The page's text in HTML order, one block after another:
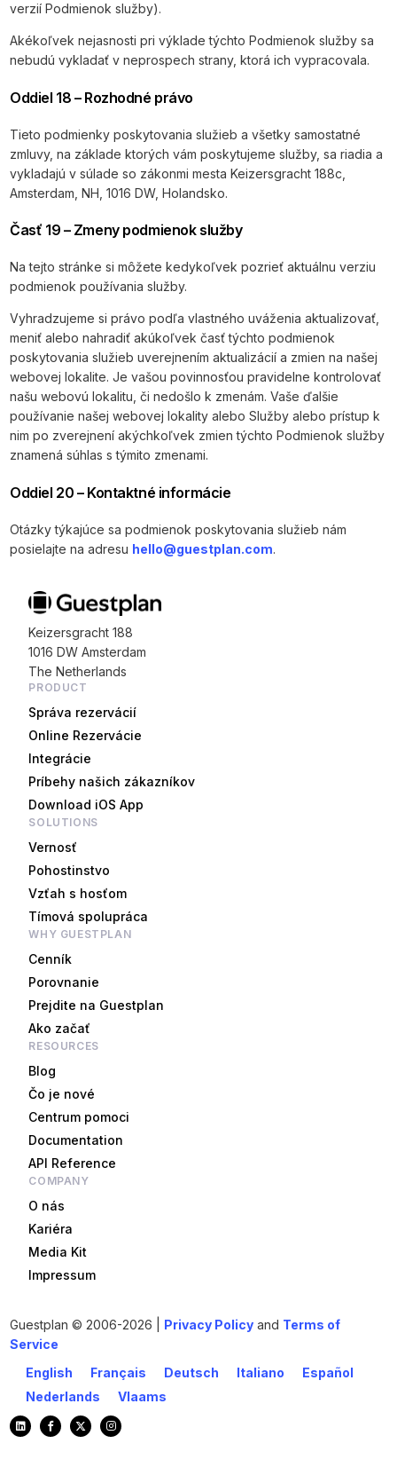
verzií Podmienok služby).
Akékoľvek nejasnosti pri výklade týchto Podmienok služby sa
nebudú vykladať v neprospech strany, ktorá ich vypracovala.
Oddiel 18 – Rozhodné právo
Tieto podmienky poskytovania služieb a všetky samostatné
zmluvy, na základe ktorých vám poskytujeme služby, sa riadia a
vykladajú v súlade so zákonmi mesta Keizersgracht 188c,
Amsterdam, NH, 1016 DW, Holandsko.
Časť 19 – Zmeny podmienok služby
Na tejto stránke si môžete kedykoľvek pozrieť aktuálnu verziu
podmienok používania služby.
Vyhradzujeme si právo podľa vlastného uváženia aktualizovať,
meniť alebo nahradiť akúkoľvek časť týchto podmienok
poskytovania služieb uverejnením aktualizácií a zmien na našej
webovej lokalite. Je vašou povinnosťou pravidelne kontrolovať
našu webovú lokalitu, či nedošlo k zmenám. Vaše ďalšie
používanie našej webovej lokality alebo Služby alebo prístup k
nim po zverejnení akýchkoľvek zmien týchto Podmienok služby
znamená súhlas s týmito zmenami.
Oddiel 20 – Kontaktné informácie
Otázky týkajúce sa podmienok poskytovania služieb nám
posielajte na adresu hello@guestplan.com.
Keizersgracht 188
1016 DW Amsterdam
The Netherlands
PRODUCT
Správa rezervácií
Online Rezervácie
Integrácie
Príbehy našich zákazníkov
Download iOS App
SOLUTIONS
Vernosť
Pohostinstvo
Vzťah s hosťom
Tímová spolupráca
WHY GUESTPLAN
Cenník
Porovnanie
Prejdite na Guestplan
Ako začať
RESOURCES
Blog
Čo je nové
Centrum pomoci
Documentation
API Reference
COMPANY
O nás
Kariéra
Media Kit
Impressum
Guestplan © 2006-2026 | Privacy Policy and Terms of
Service
English
Français Deutsch Italiano
Español
Nederlands
Vlaams